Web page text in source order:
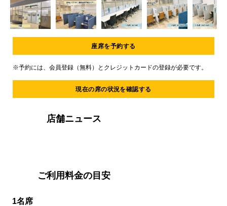
of
11
11
座席を予約する
※予約には、会員登録（無料）とクレジットカードの登録が必要です。
現在の席の状況を確認する
店舗ニュース
ご利用料金の目安
1名席